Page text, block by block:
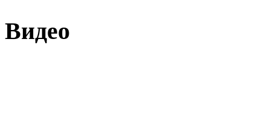
Видео